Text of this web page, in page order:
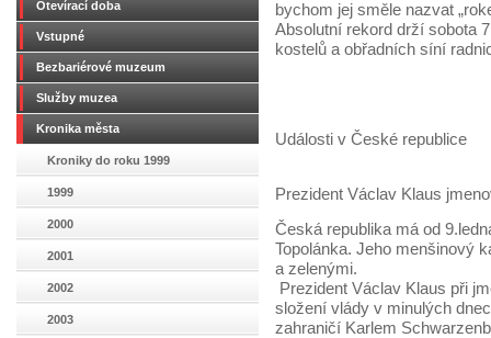
Otevírací doba
Vstupné
Bezbariérové muzeum
Služby muzea
Kronika města
Kroniky do roku 1999
1999
2000
2001
2002
2003
bychom jej směle nazvat
Absolutní rekord drží sobota
kostelů a obřadních síní
Události v České republice
Prezident Václav Klaus
Česká republika má od
Topolánka. Jeho menšinový
a zelenými.
Prezident Václav Klaus při
složení vlády v minulých
zahraničí Karlem